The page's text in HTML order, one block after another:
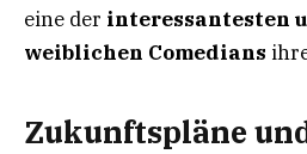
eine der interessantesten
weiblichen Comedians
Zukunftspläne